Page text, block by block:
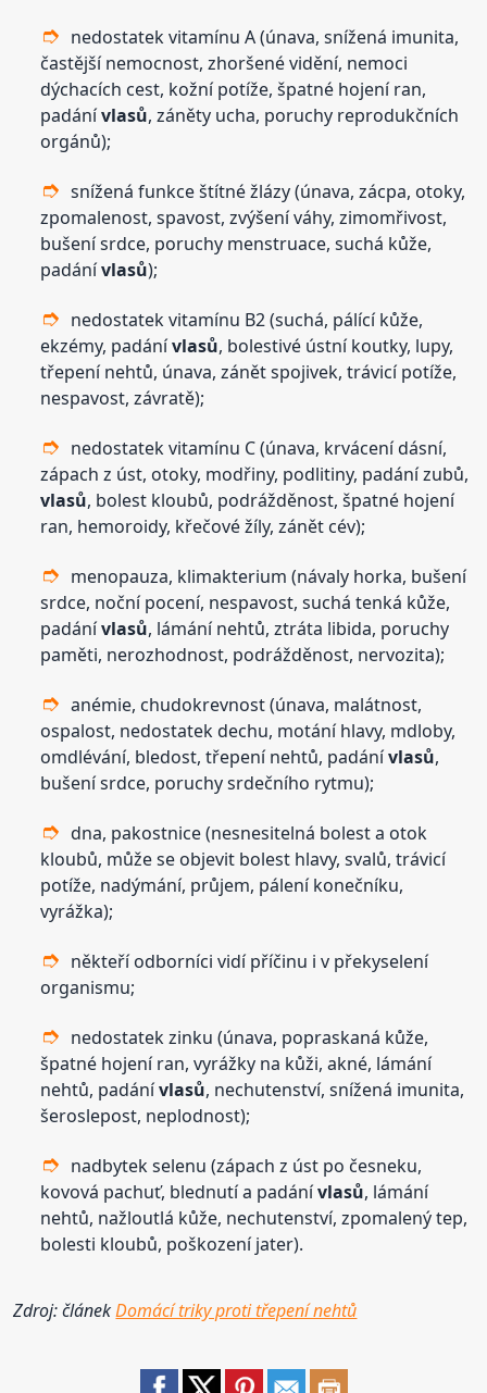
nedostatek vitamínu A (únava, snížená imunita,
častější nemocnost, zhoršené vidění, nemoci
dýchacích cest, kožní potíže, špatné hojení ran,
padánívlasů, záněty ucha, poruchy reprodukčních
orgánů);
snížená funkce štítné žlázy (únava, zácpa, otoky,
zpomalenost, spavost, zvýšení váhy, zimomřivost,
bušení srdce, poruchy menstruace, suchá kůže,
padánívlasů);
nedostatek vitamínu B2 (suchá, pálící kůže,
ekzémy, padánívlasů, bolestivé ústní koutky, lupy,
třepení nehtů, únava, zánět spojivek, trávicí potíže,
nespavost, závratě);
nedostatek vitamínu C (únava, krvácení dásní,
zápach z úst, otoky, modřiny, podlitiny, padání zubů,
vlasů, bolest kloubů, podrážděnost, špatné hojení
ran, hemoroidy, křečové žíly, zánět cév);
menopauza, klimakterium (návaly horka, bušení
srdce, noční pocení, nespavost, suchá tenká kůže,
padánívlasů, lámání nehtů, ztráta libida, poruchy
paměti, nerozhodnost, podrážděnost, nervozita);
anémie, chudokrevnost (únava, malátnost,
ospalost, nedostatek dechu, motání hlavy, mdloby,
omdlévání, bledost, třepení nehtů, padánívlasů,
bušení srdce, poruchy srdečního rytmu);
dna, pakostnice (nesnesitelná bolest a otok
kloubů, může se objevit bolest hlavy, svalů, trávicí
potíže, nadýmání, průjem, pálení konečníku,
vyrážka);
někteří odborníci vidí příčinu i v překyselení
organismu;
nedostatek zinku (únava, popraskaná kůže,
špatné hojení ran, vyrážky na kůži, akné, lámání
nehtů, padánívlasů, nechutenství, snížená imunita,
šeroslepost, neplodnost);
nadbytek selenu (zápach z úst po česneku,
kovová pachuť, blednutí a padánívlasů, lámání
nehtů, nažloutlá kůže, nechutenství, zpomalený tep,
bolesti kloubů, poškození jater).
Zdroj: článekDomácí triky proti třepení nehtů